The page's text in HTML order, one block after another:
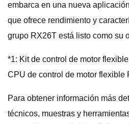
embarca en una nueva
que ofrece rendimiento y
grupo RX26T está listo como su
*1: Kit de control de motor
CPU de control de motor flexible
Para obtener información más
técnicos, muestras y